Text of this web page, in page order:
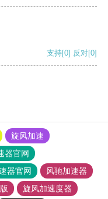
支持[0] 反对[0]
旋风加速
器官网
器官网
风驰加速器
旋风加速度器